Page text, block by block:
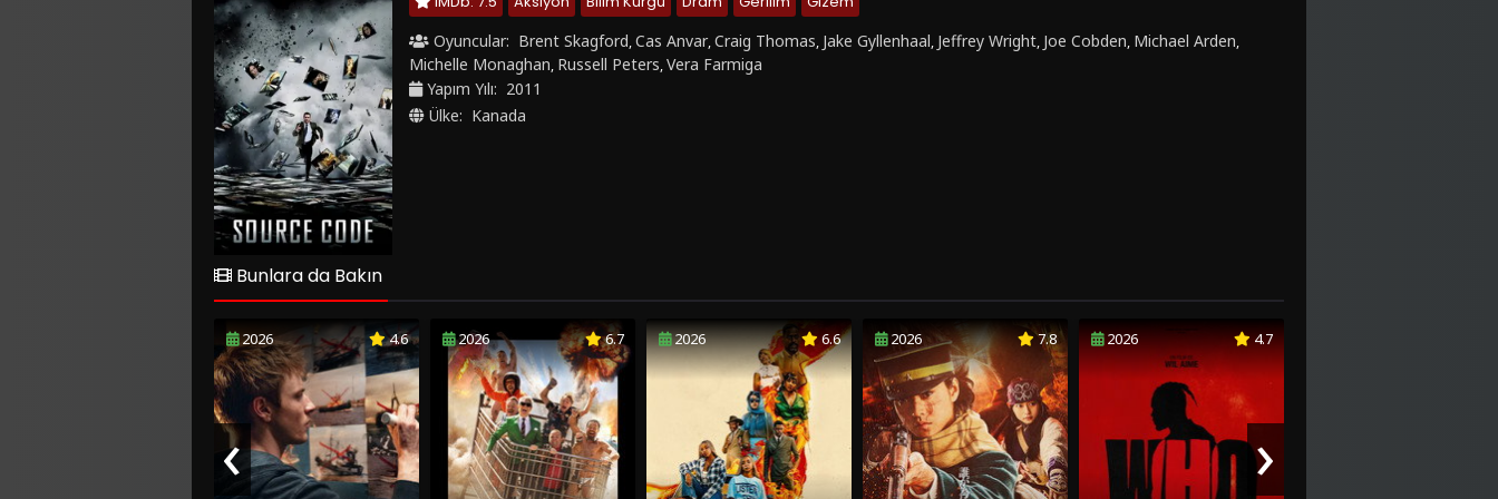
Oyuncular: Brent Skagford,Cas Anvar,Craig Thomas, Jake Gyllenhaal, Jeffrey Wright, Joe Cobden, Michael Arden,
Michelle Monaghan, Russell Peters,Vera Farmiga
Yapım Yılı: 2011
Ülke: Kanada
Bunlara da Bakın
2026 4.6 2026 6.7 2026 6.6 2026 7.8 2026 4.7
‹ ›